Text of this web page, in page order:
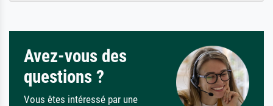
Avez-vous des
questions ?
Vous êtes intéressé par une